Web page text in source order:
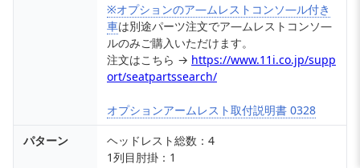
※オプションのア―ムレストコンソ―ル付き
車は別途パーツ注文でア―ムレストコンソ―
ルのみご購入いただけます。
注文はこちら → https://www.11i.co.jp/supp
ort/seatpartssearch/
オプションアームレスト取付説明書 0328
パターン
ヘッドレスト総数：4
1列目肘掛：1